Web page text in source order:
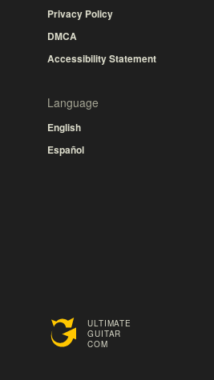
ULTIMATE
GUITAR
COM
Privacy Policy
DMCA
Accessibility Statement
Language
English
Español